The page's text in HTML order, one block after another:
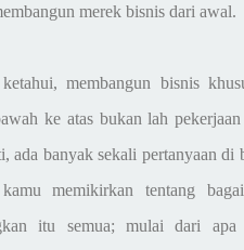
merek bisnis dari awal.
membangun bisnis
ke atas bukan lah
ada banyak sekali pertanyaan di
memikirkan tentang
itu semua; mulai dari apa